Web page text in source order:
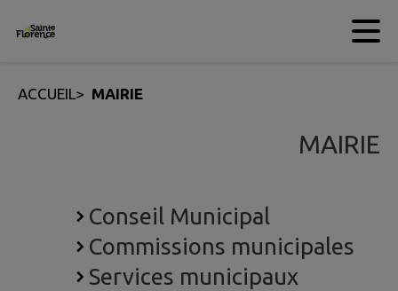
Contenu
ACCUEIL> MAIRIE
MAIRIE
Conseil Municipal
Commissions municipales
Services municipaux